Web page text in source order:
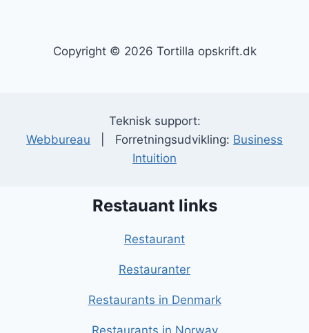
Copyright © 2026 Tortilla opskrift.dk
Teknisk support:
Webbureau | Forretningsudvikling: Business
Intuition
Restauant links
Restaurant
Restauranter
Restaurants in Denmark